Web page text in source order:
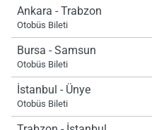
Ankara - Trabzon
Otobüs Bileti
Bursa - Samsun
Otobüs Bileti
İstanbul - Ünye
Otobüs Bileti